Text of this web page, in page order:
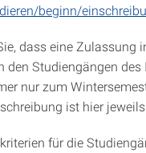
beginn/
dass eine Zulassung
den Studiengängen
nur zum
ist hier
für die